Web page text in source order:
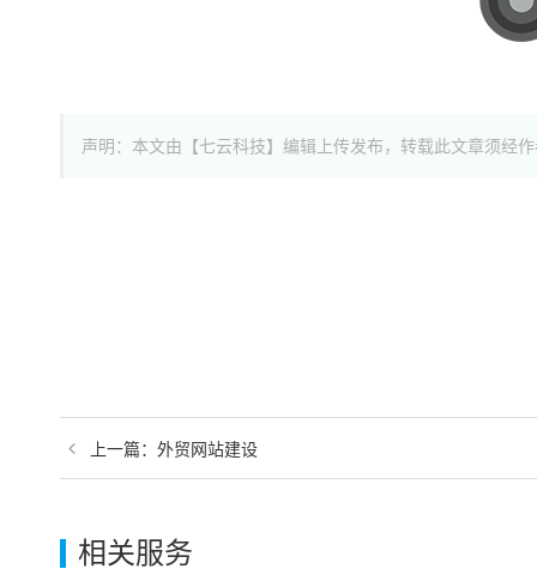
声明：本文由【七云科技】编辑上传发布，转载此文章须经
上一篇：外贸网站建设
相关服务